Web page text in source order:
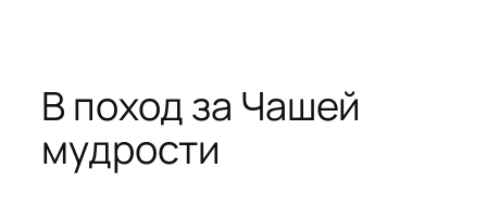
В поход за Чашей
мудрости